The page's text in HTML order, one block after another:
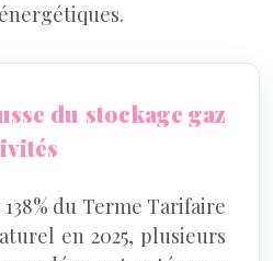
du stockage gaz
138% du Terme Tarifaire
en 2025, plusieurs